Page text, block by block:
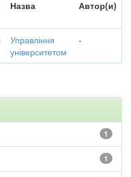
Назва Автор(и)
Управління
університетом
-
1
1